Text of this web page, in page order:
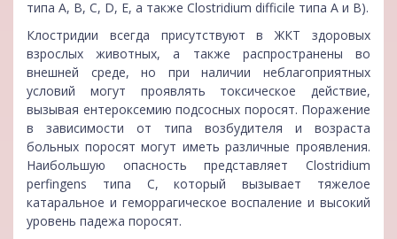
типа А, В, C, D, E, а также Clostridium difficile типа А и В).
Клостридии всегда присутствуют в ЖКТ здоровых
взрослых животных, а также распространены во
внешней среде, но при наличии неблагоприятных
условий могут проявлять токсическое действие,
вызывая ентероксемию подсосных поросят. Поражение
в зависимости от типа возбудителя и возраста
больных поросят могут иметь различные проявления.
Наибольшую опасность представляет Clostridium
perfingens типа С, который вызывает тяжелое
катаральное и геморрагическое воспаление и высокий
уровень падежа поросят.